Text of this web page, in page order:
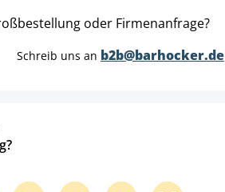
oder Firmenanfrage?
Schreib uns an b2b@barhocker.de